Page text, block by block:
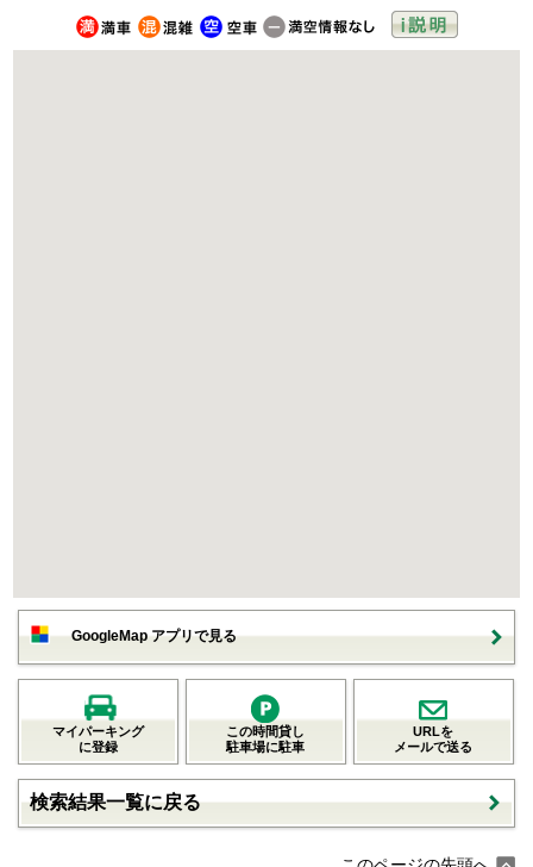
GoogleMap アプリで見る
マイパーキング
に登録
この時間貸し
駐車場に駐車
URLを
メールで送る
検索結果一覧に戻る